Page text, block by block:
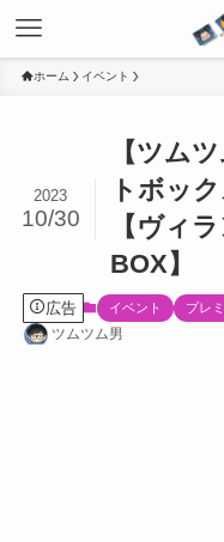
ホーム イベント
【ツム
トボッ
【ヴィ
BOX】
2023
10/30
広告 イベント プレ
ツムツム男